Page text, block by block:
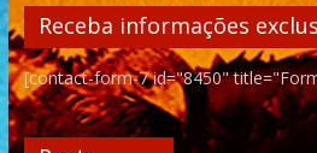
Receba informações
[contact-form-7 id="8450"